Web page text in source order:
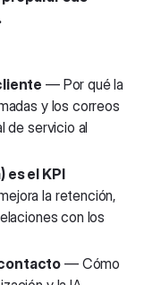
— Por qué la
y los correos
de servicio al
es el KPI
la retención,
con los
— Cómo